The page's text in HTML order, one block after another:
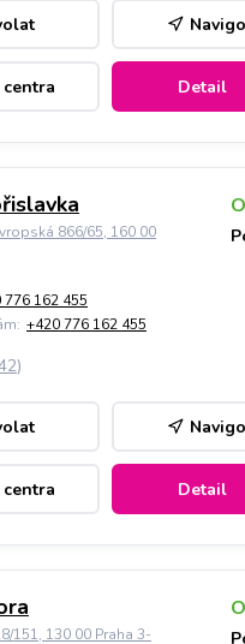
centra Detail
866/65, 160 00
776 162 455
+420 776 162 455
)
centra Detail
151, 130 00 Praha 3-